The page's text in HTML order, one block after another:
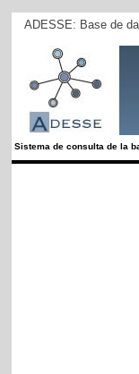
ADESSE: Base de
Sistema de consulta de la